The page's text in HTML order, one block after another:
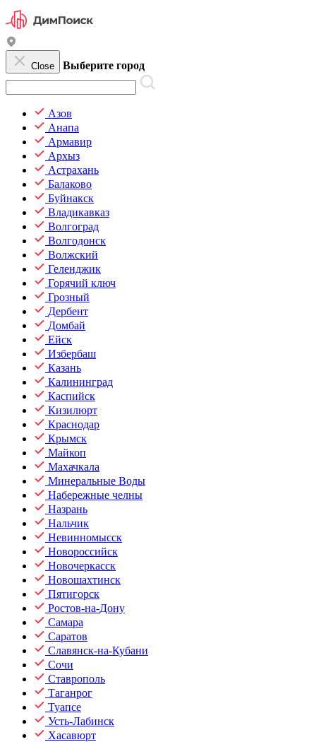
Close Выберите город
Азов
Анапа
Армавир
Архыз
Астрахань
Балаково
Буйнакск
Владикавказ
Волгоград
Волгодонск
Волжский
Геленджик
Горячий ключ
Грозный
Дербент
Домбай
Ейск
Избербаш
Казань
Калининград
Каспийск
Кизилюрт
Краснодар
Крымск
Майкоп
Махачкала
Минеральные Воды
Набережные челны
Назрань
Нальчик
Невинномысск
Новороссийск
Новочеркасск
Новошахтинск
Пятигорск
Ростов-на-Дону
Самара
Саратов
Славянск-на-Кубани
Сочи
Ставрополь
Таганрог
Туапсе
Усть-Лабинск
Хасавюрт